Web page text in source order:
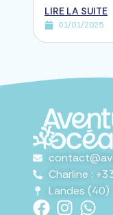
LIRE LA SUITE
01/01/2025
Charline :
Landes (40)